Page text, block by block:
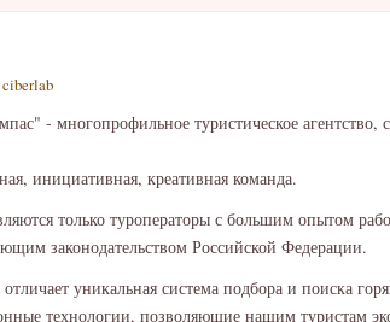
ciberlab
- многопрофильное туристическое
инициативная, креативная команда.
только туроператоры с большим опытом
законодательством Российской Федерации.
отличает уникальная система подбора и поиска
технологии, позволяющие нашим туристам